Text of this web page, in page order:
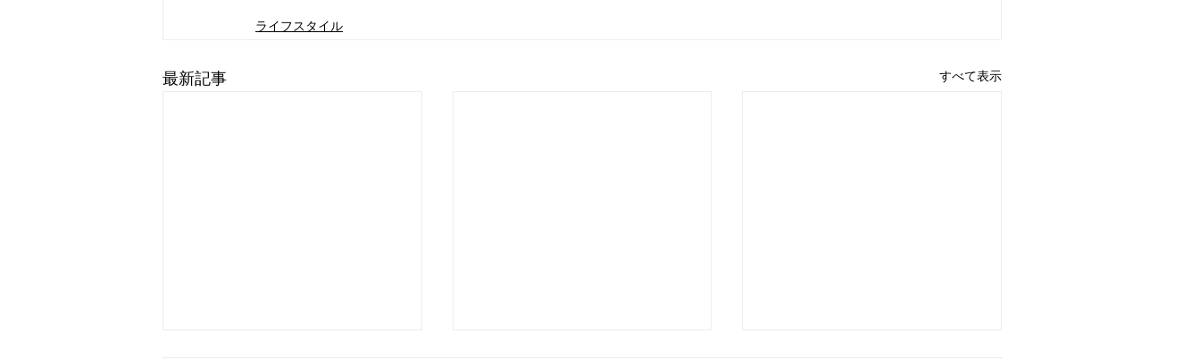
ライフスタイル
最新記事 すべて表示